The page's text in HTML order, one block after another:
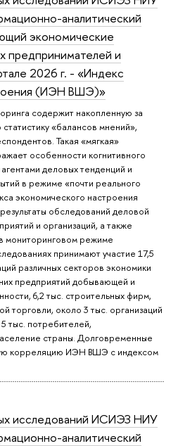
аналитический
экономические
предпринимателей и
2026 г. - «Индекс
(ИЭН ВШЭ)»
содержит накопленную за
«балансов мнений»,
Такая «мягкая»
особенности когнитивного
деловых тенденций и
в режиме «почти реального
экономического настроения
обследований деловой
и организаций, а также
мониторинговом режиме
принимают участие 17,5
различных секторов экономики
предприятий добывающей и
6,2 тыс. строительных фирм,
торговли, около 3 тыс. организаций
тыс. потребителей,
страны. Долговременные
корреляцию ИЭН ВШЭ с индексом
исследований ИСИЭЗ НИУ
аналитический